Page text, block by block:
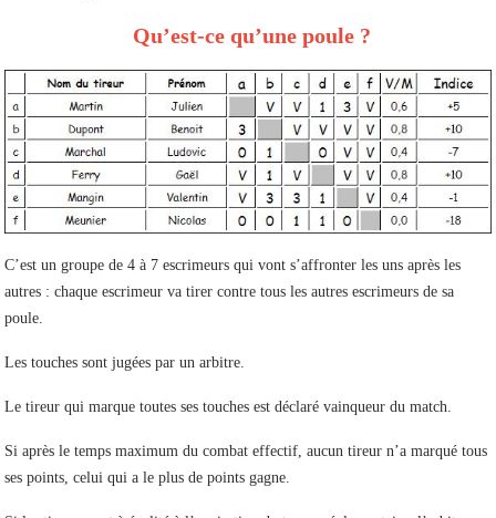
Qu’est-ce qu’une poule ?
C’est un groupe de 4 à 7 escrimeurs qui vont s’affronter les uns après les
autres : chaque escrimeur va tirer contre tous les autres escrimeurs de sa
poule.
Les touches sont jugées par un arbitre.
Le tireur qui marque toutes ses touches est déclaré vainqueur du match.
Si après le temps maximum du combat effectif, aucun tireur n’a marqué tous
ses points, celui qui a le plus de points gagne.